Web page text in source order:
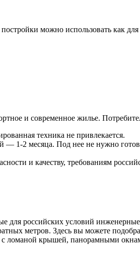
можно использовать как
и современное жилье.
техника не привлекается.
— 1-2 месяца. Под нее не нужно
и качеству, требованиям
для российских условий
метров. Здесь вы можете
с ломаной крышей, панорамными